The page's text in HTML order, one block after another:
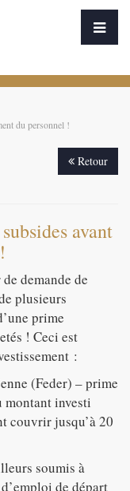
du personnel !
Retour
avant
demande de
plusieurs
prime
! Ceci est
:
(Feder) – prime
montant investi
couvrir jusqu’à 20
soumis à
de départ